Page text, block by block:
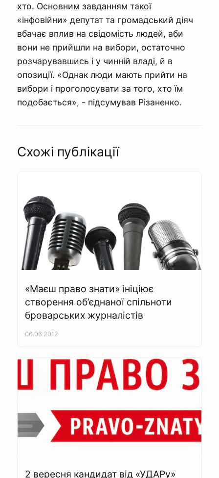
хто. Основним завданням такої
«інфовійни» депутат та громадський діяч
вбачає вплив на свідомість людей, аби
вони не прийшли на вибори, остаточно
розчарувавшись і у чинній владі, й в
опозиції. «Однак люди мають прийти на
вибори і проголосувати за того, хто їм
подобається», - підсумував Різаненко.
Схожі публікації
«Маєш право знати» ініціює
створення об’єднаної спільноти
броварських журналістів
06.06.2012
2 вересня кандидат від «УДАРу»